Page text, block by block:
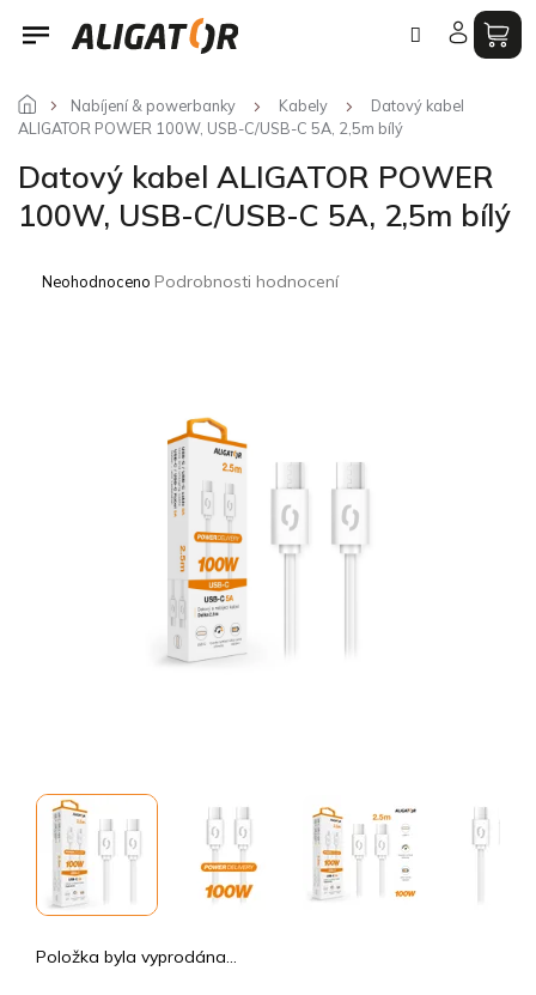
Přejít
Nabíjení & powerbanky Kabely
Datový kabel
ALIGATOR POWER 100W, USB-C/USB-C 5A, 2,5m bílý
Datový kabel ALIGATOR POWER
100W, USB-C/USB-C 5A, 2,5m bílý
Průměrné
Neohodnoceno Podrobnosti hodnocení
Položka byla vyprodána…